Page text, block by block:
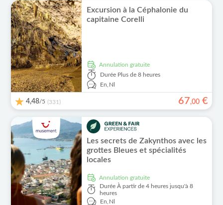
Excursion à la Céphalonie du
capitaine Corelli
Annulation gratuite
Durée Plus de 8 heures
En,Nl
4,48/5 (331) 67,00 €
Les secrets de Zakynthos avec les
grottes Bleues et spécialités
locales
Annulation gratuite
Durée À partir de 4 heures jusqu'à 8
heures
En,Nl